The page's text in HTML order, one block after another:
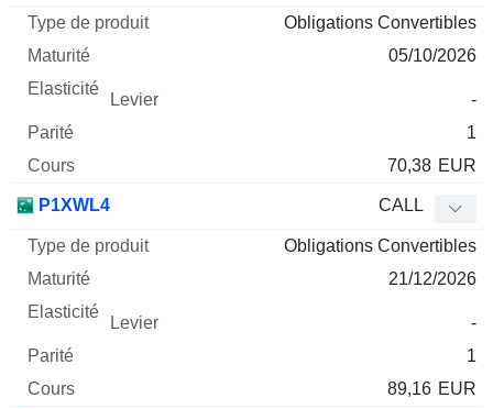
Obligations Convertibles
05/10/2026
-
1
70,38 EUR
P1XWL4 CALL
Obligations Convertibles
21/12/2026
-
1
89,16 EUR